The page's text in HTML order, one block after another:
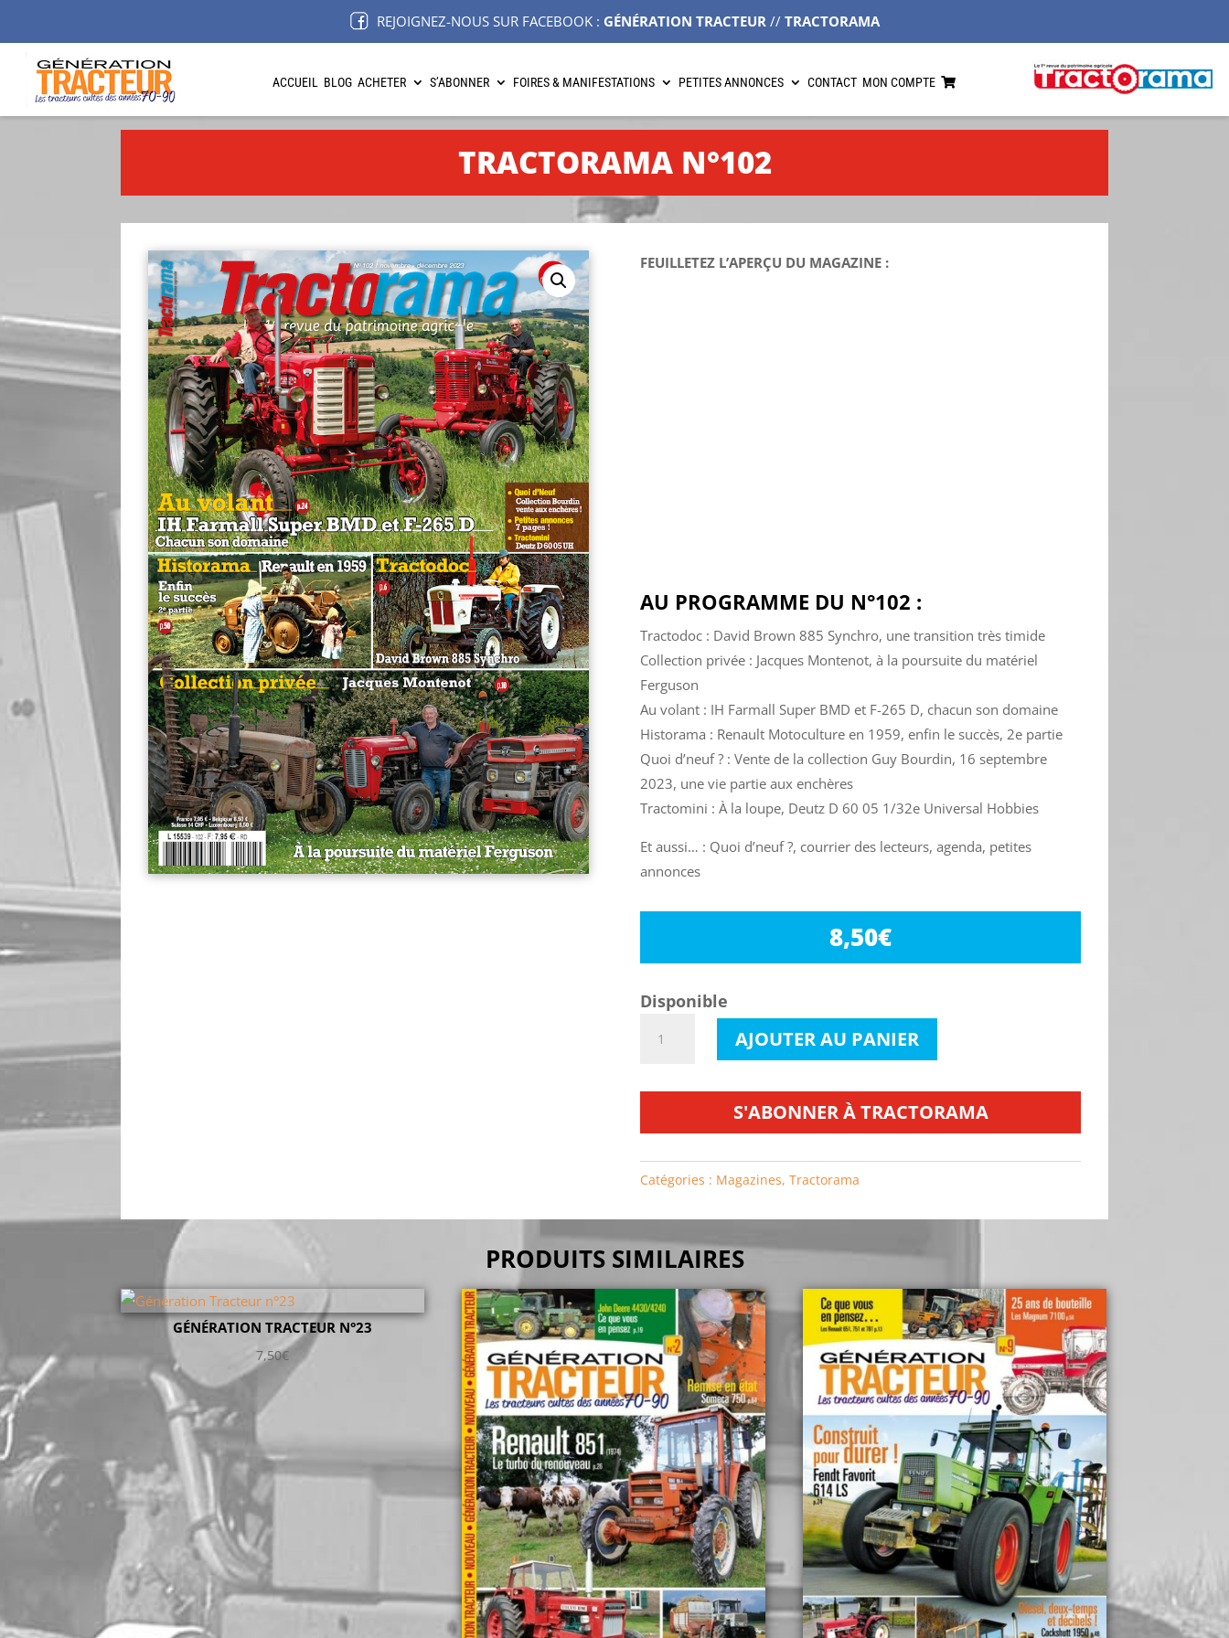
REJOIGNEZ-NOUS SUR FACEBOOK : GÉNÉRATION TRACTEUR// TRACTORAMA
ACCUEIL BLOG ACHETER S’ABONNER FOIRES & MANIFESTATIONS PETITES ANNONCES CONTACT MON COMPTE
TRACTORAMA N°102
FEUILLETEZ L’APERÇU DU MAGAZINE :
AU PROGRAMME DU N°102 :
Tractodoc : David Brown 885 Synchro, une transition très timide
Collection privée : Jacques Montenot, à la poursuite du matériel
Ferguson
Au volant : IH Farmall Super BMD et F-265 D, chacun son domaine
Historama : Renault Motoculture en 1959, enfin le succès, 2e partie
Quoi d’neuf ? : Vente de la collection Guy Bourdin, 16 septembre
2023, une vie partie aux enchères
Tractomini : À la loupe, Deutz D 60 05 1/32e Universal Hobbies
Et aussi… : Quoi d’neuf ?, courrier des lecteurs, agenda, petites
annonces
8,50€
Disponible
AJOUTER AU PANIER
S'ABONNER À TRACTORAMA
Catégories : Magazines,Tractorama
PRODUITS SIMILAIRES
GÉNÉRATION TRACTEUR N°23
7,50€